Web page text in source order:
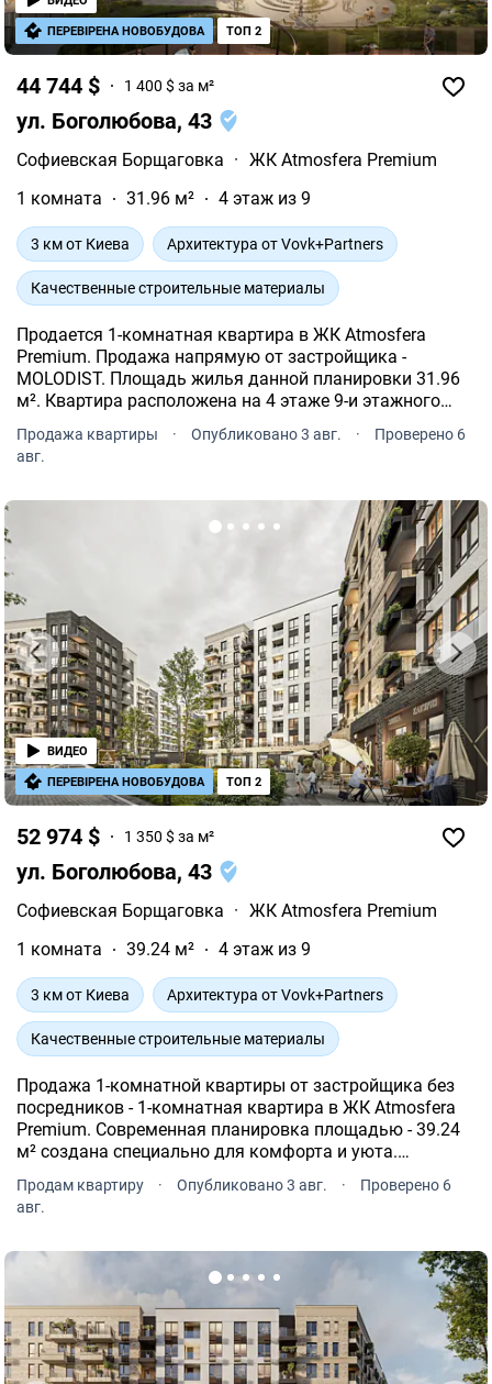
44 744 $ 1 400 $ за м²
ул. Боголюбова, 43
Софиевская Борщаговка · ЖК Atmosfera Premium
1 комната
31.96 м² 4 этаж из 9
3 км от Киева Архитектура от Vovk+Partners
Качественные строительные материалы
Продается 1-комнатная квартира в ЖК Atmosfera
Premium. Продажа напрямую от застройщика -
MOLODIST. Площадь жилья данной планировки 31.96
м². Квартира расположена на 4 этаже 9-и этажного
Софиевская Борщаговка, Боголюбова, 43.
Продажа квартиры · Опубликовано 3 авг. ·
Проверено 6
авг.
ПЕРЕВІРЕНА НОВОБУДОВА ТОП 2
52 974 $ 1 350 $ за м²
ул. Боголюбова, 43
Софиевская Борщаговка · ЖК Atmosfera Premium
1 комната
39.24 м² 4 этаж из 9
3 км от Киева Архитектура от Vovk+Partners
Качественные строительные материалы
Продажа 1-комнатной квартиры от застройщика без
посредников - 1-комнатная квартира в ЖК Atmosfera
Premium. Современная планировка площадью - 39.24
м² создана специально для комфорта и уюта.
Продам квартиру · Опубликовано 3 авг. ·
Проверено 6
авг.
ВИДЕО
ПЕРЕВІРЕНА НОВОБУДОВА ТОП 2